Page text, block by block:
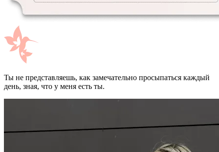
Ты не представляешь, как замечательно просыпаться каждый
день, зная, что у меня есть ты.